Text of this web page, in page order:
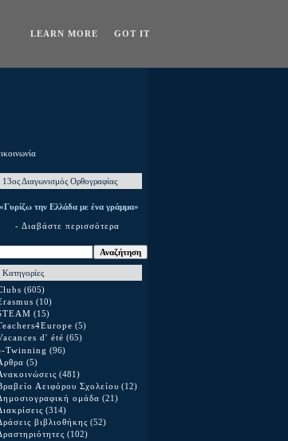
13ος Διαγωνισμός Ορθογραφίας
«Γυρίζω την Ελλάδα με ένα γράμμα»
- Διαβάστε περισσότερα
Κατηγορίες
(605)
(10)
(15)
(5)
d' été (65)
Twinning (96)
(5)
(481)
Αειφόρου Σχολείου (12)
ομάδα (21)
(314)
βιβλιοθήκης (52)
(102)
LEARN MORE GOT IT